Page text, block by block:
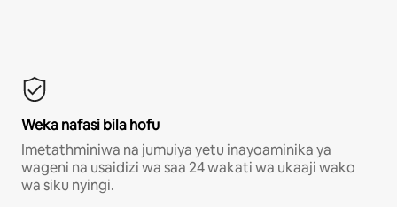
Weka nafasi bila hofu
Imetathminiwa na jumuiya yetu inayoaminika ya
wageni na usaidizi wa saa 24 wakati wa ukaaji wako
wa siku nyingi.